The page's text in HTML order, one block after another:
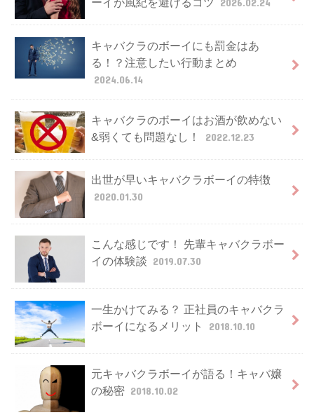
キャバクラのボーイにも罰金はあ
る！？注意したい行動まとめ
2024.06.14
キャバクラのボーイはお酒が飲めない
&弱くても問題なし！
2022.12.23
出世が早いキャバクラボーイの特徴
2020.01.30
こんな感じです！ 先輩キャバクラボー
イの体験談 2019.07.30
一生かけてみる？ 正社員のキャバクラ
ボーイになるメリット
2018.10.10
元キャバクラボーイが語る！キャバ嬢
の秘密 2018.10.02